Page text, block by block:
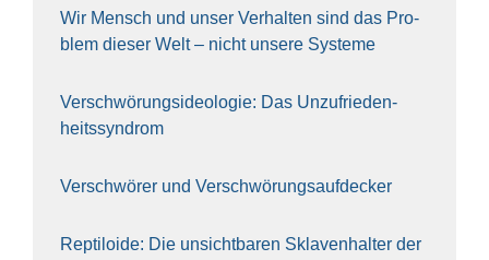
Wir Mensch und unser Ver­hal­ten sind das Pro­
blem die­ser Welt – nicht unse­re Sys‍te‍me
Ver­schwö­rungs­ideo­lo­gie: Das Unzufrieden­
heitssyndrom
Ver­schwö­rer und Verschwörungs­aufdecker
Rep­ti­lo­ide: Die unsicht­ba­ren Skla­ven­hal­ter der